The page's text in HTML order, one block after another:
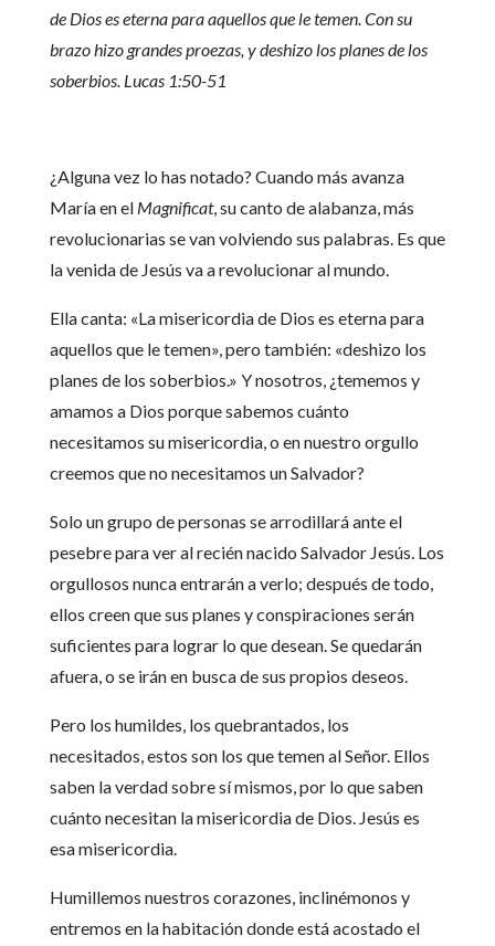
de Dios es eterna para aquellos que le temen. Con su
brazo hizo grandes proezas, y deshizo los planes de los
soberbios. Lucas 1:50-51
¿Alguna vez lo has notado? Cuando más avanza
María en el Magnificat, su canto de alabanza, más
revolucionarias se van volviendo sus palabras. Es que
la venida de Jesús va a revolucionar al mundo.
Ella canta: «La misericordia de Dios es eterna para
aquellos que le temen», pero también: «deshizo los
planes de los soberbios.» Y nosotros, ¿tememos y
amamos a Dios porque sabemos cuánto
necesitamos su misericordia, o en nuestro orgullo
creemos que no necesitamos un Salvador?
Solo un grupo de personas se arrodillará ante el
pesebre para ver al recién nacido Salvador Jesús. Los
orgullosos nunca entrarán a verlo; después de todo,
ellos creen que sus planes y conspiraciones serán
suficientes para lograr lo que desean. Se quedarán
afuera, o se irán en busca de sus propios deseos.
Pero los humildes, los quebrantados, los
necesitados, estos son los que temen al Señor. Ellos
saben la verdad sobre sí mismos, por lo que saben
cuánto necesitan la misericordia de Dios. Jesús es
esa misericordia.
Humillemos nuestros corazones, inclinémonos y
entremos en la habitación donde está acostado el